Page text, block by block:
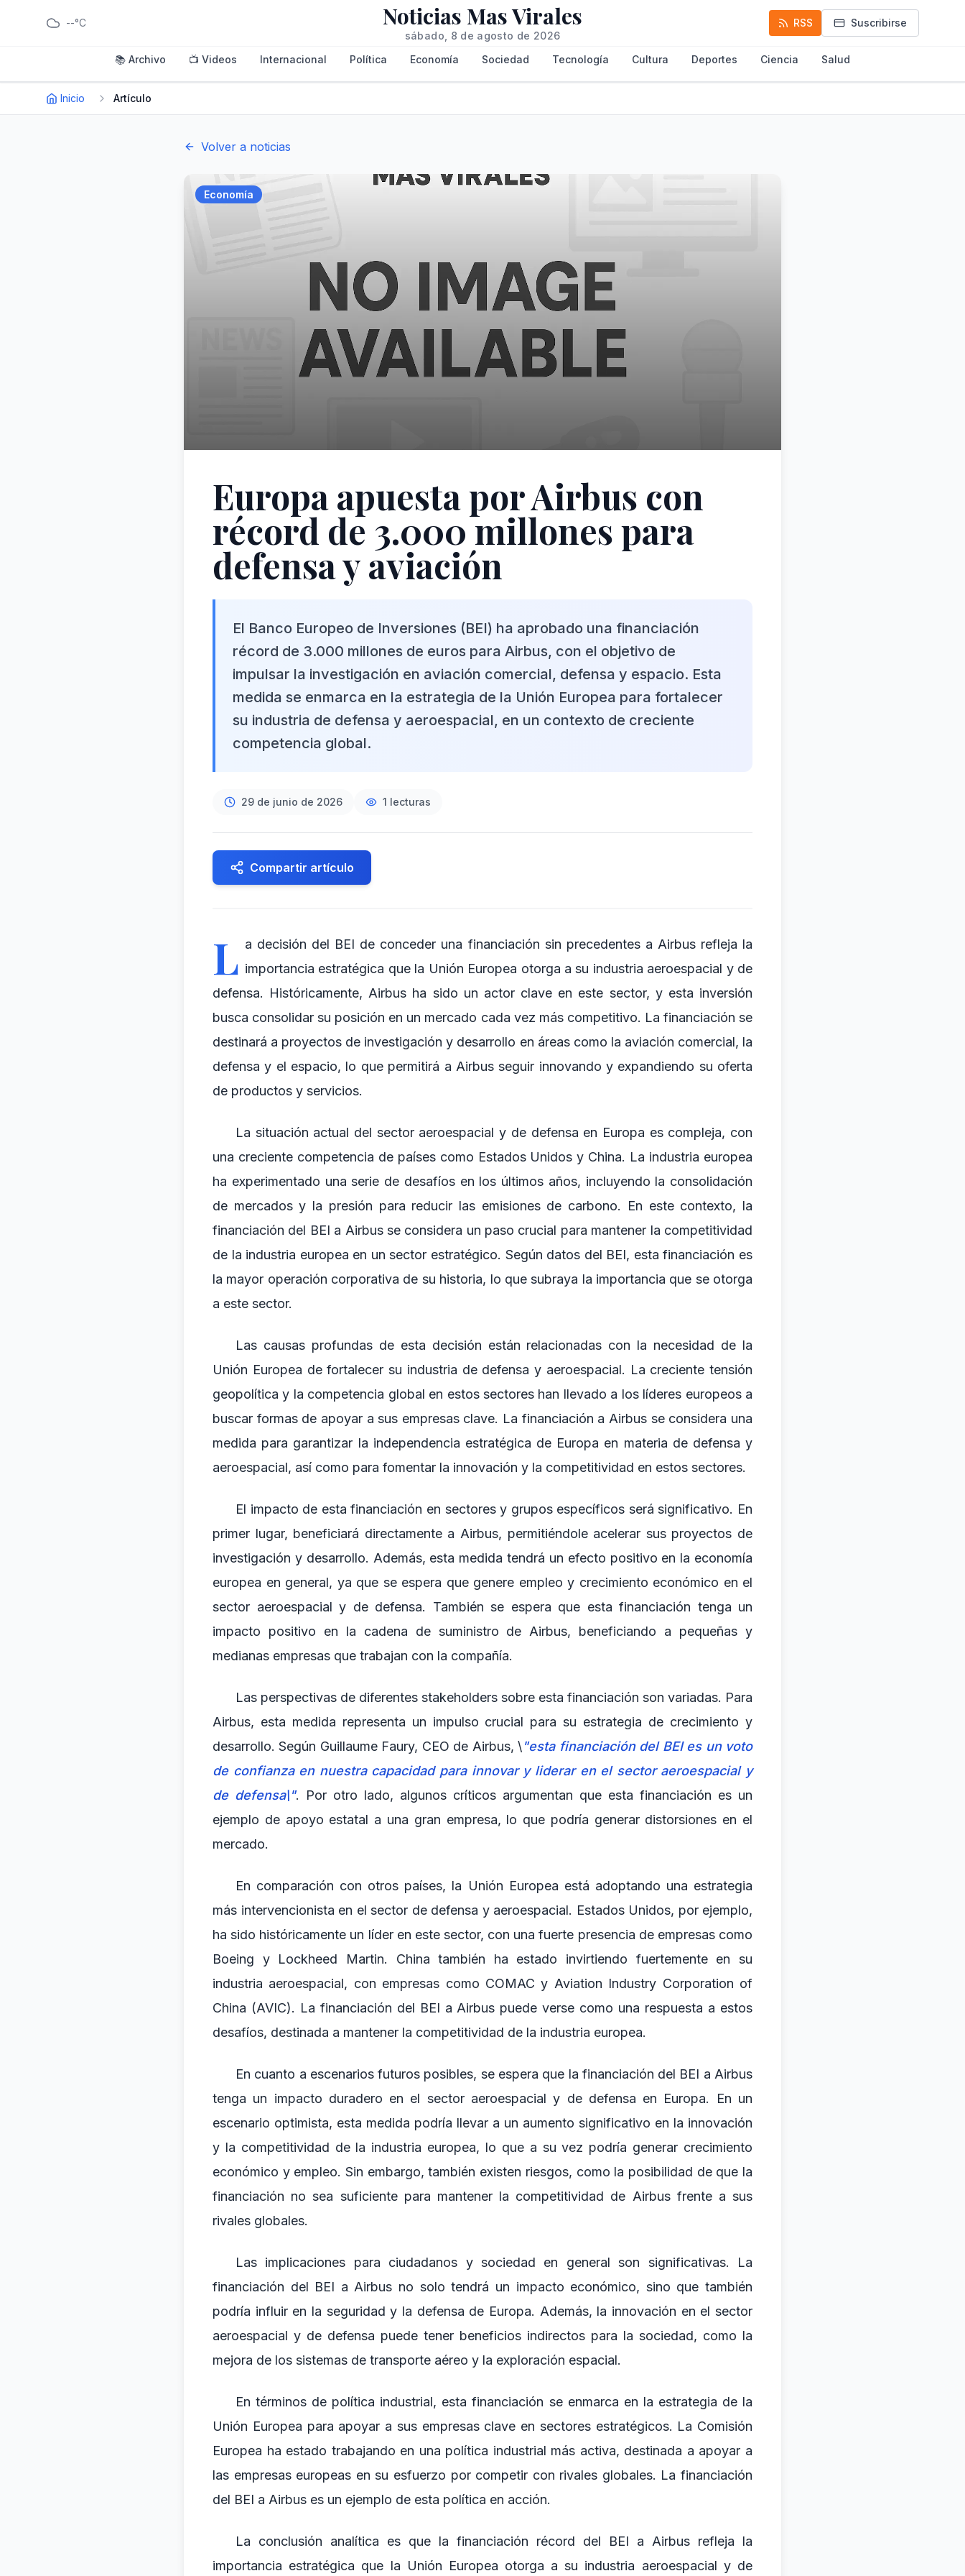
--°C Noticias Mas Virales
sábado, 8 de agosto de 2026
RSS Suscribirse
📚 Archivo 📺 Videos Internacional Política Economía Sociedad Tecnología Cultura Deportes Ciencia Salud
Inicio Artículo
Volver a noticias
Economía
Europa apuesta por Airbus con
récord de 3.000 millones para
defensa y aviación
El Banco Europeo de Inversiones (BEI) ha aprobado una financiación
récord de 3.000 millones de euros para Airbus, con el objetivo de
impulsar la investigación en aviación comercial, defensa y espacio. Esta
medida se enmarca en la estrategia de la Unión Europea para fortalecer
su industria de defensa y aeroespacial, en un contexto de creciente
competencia global.
29 de junio de 2026 1 lecturas
Compartir artículo
L a decisión del BEI de conceder una financiación sin precedentes a Airbus refleja la
importancia estratégica que la Unión Europea otorga a su industria aeroespacial y de
defensa. Históricamente, Airbus ha sido un actor clave en este sector, y esta inversión
busca consolidar su posición en un mercado cada vez más competitivo. La financiación se
destinará a proyectos de investigación y desarrollo en áreas como la aviación comercial, la
defensa y el espacio, lo que permitirá a Airbus seguir innovando y expandiendo su oferta
de productos y servicios.
La situación actual del sector aeroespacial y de defensa en Europa es compleja, con
una creciente competencia de países como Estados Unidos y China. La industria europea
ha experimentado una serie de desafíos en los últimos años, incluyendo la consolidación
de mercados y la presión para reducir las emisiones de carbono. En este contexto, la
financiación del BEI a Airbus se considera un paso crucial para mantener la competitividad
de la industria europea en un sector estratégico. Según datos del BEI, esta financiación es
la mayor operación corporativa de su historia, lo que subraya la importancia que se otorga
a este sector.
Las causas profundas de esta decisión están relacionadas con la necesidad de la
Unión Europea de fortalecer su industria de defensa y aeroespacial. La creciente tensión
geopolítica y la competencia global en estos sectores han llevado a los líderes europeos a
buscar formas de apoyar a sus empresas clave. La financiación a Airbus se considera una
medida para garantizar la independencia estratégica de Europa en materia de defensa y
aeroespacial, así como para fomentar la innovación y la competitividad en estos sectores.
El impacto de esta financiación en sectores y grupos específicos será significativo. En
primer lugar, beneficiará directamente a Airbus, permitiéndole acelerar sus proyectos de
investigación y desarrollo. Además, esta medida tendrá un efecto positivo en la economía
europea en general, ya que se espera que genere empleo y crecimiento económico en el
sector aeroespacial y de defensa. También se espera que esta financiación tenga un
impacto positivo en la cadena de suministro de Airbus, beneficiando a pequeñas y
medianas empresas que trabajan con la compañía.
Las perspectivas de diferentes stakeholders sobre esta financiación son variadas. Para
Airbus, esta medida representa un impulso crucial para su estrategia de crecimiento y
desarrollo. Según Guillaume Faury, CEO de Airbus, \"esta financiación del BEI es un voto
de confianza en nuestra capacidad para innovar y liderar en el sector aeroespacial y
de defensa\". Por otro lado, algunos críticos argumentan que esta financiación es un
ejemplo de apoyo estatal a una gran empresa, lo que podría generar distorsiones en el
mercado.
En comparación con otros países, la Unión Europea está adoptando una estrategia
más intervencionista en el sector de defensa y aeroespacial. Estados Unidos, por ejemplo,
ha sido históricamente un líder en este sector, con una fuerte presencia de empresas como
Boeing y Lockheed Martin. China también ha estado invirtiendo fuertemente en su
industria aeroespacial, con empresas como COMAC y Aviation Industry Corporation of
China (AVIC). La financiación del BEI a Airbus puede verse como una respuesta a estos
desafíos, destinada a mantener la competitividad de la industria europea.
En cuanto a escenarios futuros posibles, se espera que la financiación del BEI a Airbus
tenga un impacto duradero en el sector aeroespacial y de defensa en Europa. En un
escenario optimista, esta medida podría llevar a un aumento significativo en la innovación
y la competitividad de la industria europea, lo que a su vez podría generar crecimiento
económico y empleo. Sin embargo, también existen riesgos, como la posibilidad de que la
financiación no sea suficiente para mantener la competitividad de Airbus frente a sus
rivales globales.
Las implicaciones para ciudadanos y sociedad en general son significativas. La
financiación del BEI a Airbus no solo tendrá un impacto económico, sino que también
podría influir en la seguridad y la defensa de Europa. Además, la innovación en el sector
aeroespacial y de defensa puede tener beneficios indirectos para la sociedad, como la
mejora de los sistemas de transporte aéreo y la exploración espacial.
En términos de política industrial, esta financiación se enmarca en la estrategia de la
Unión Europea para apoyar a sus empresas clave en sectores estratégicos. La Comisión
Europea ha estado trabajando en una política industrial más activa, destinada a apoyar a
las empresas europeas en su esfuerzo por competir con rivales globales. La financiación
del BEI a Airbus es un ejemplo de esta política en acción.
La conclusión analítica es que la financiación récord del BEI a Airbus refleja la
importancia estratégica que la Unión Europea otorga a su industria aeroespacial y de